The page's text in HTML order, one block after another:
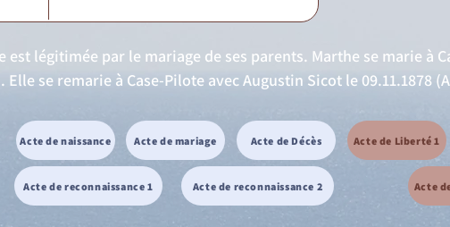
est légitimée par le mariage de ses parents. Marthe se marie à
Elle se remarie à Case-Pilote avec Augustin Sicot le 09.11.1878
Acte de naissance Acte de mariage Acte de Décès
Acte de reconnaissance 1 Acte de reconnaissance 2
Acte de Liberté 1
Acte